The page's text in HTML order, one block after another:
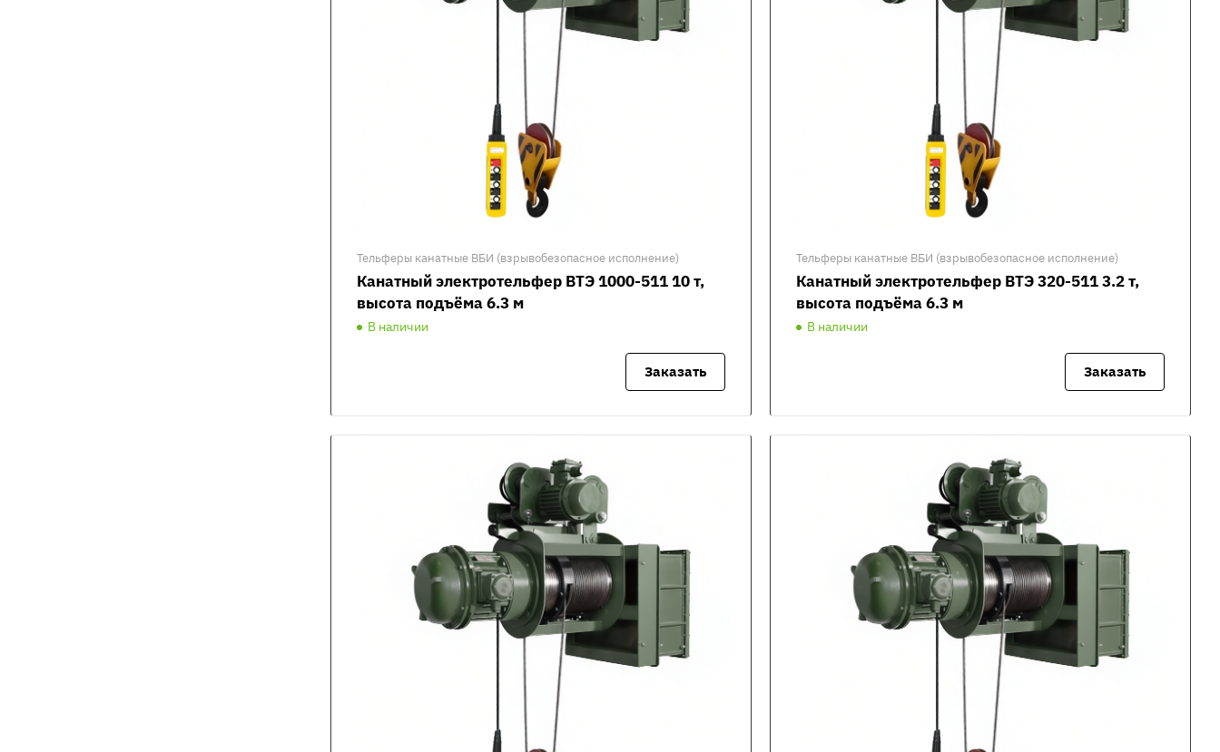
Тельферы канатные ВБИ (взрывобезопасное исполнение)
Канатный электротельфер ВТЭ 1000-511 10 т,
высота подъёма 6.3 м
В наличии
Заказать
Тельферы канатные ВБИ (взрывобезопасное исполнение)
Канатный электротельфер ВТЭ 320-511 3.2 т,
высота подъёма 6.3 м
В наличии
Заказать